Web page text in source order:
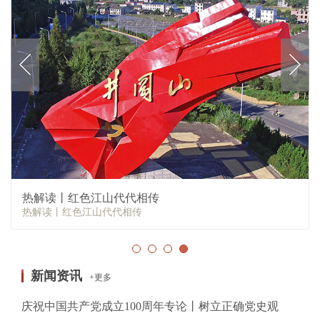
亢慕义斋图书：回首中国共产党百年征程，要
亢慕义斋图书：回首中国共产党百年征程，要从TA们说起……
新闻资讯 +更多
庆祝中国共产党成立100周年专论丨树立正确党史观